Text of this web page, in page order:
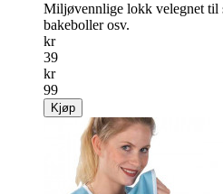
Miljøvennlige lokk velegnet til
bakeboller osv.
kr
39
kr
99
Kjøp